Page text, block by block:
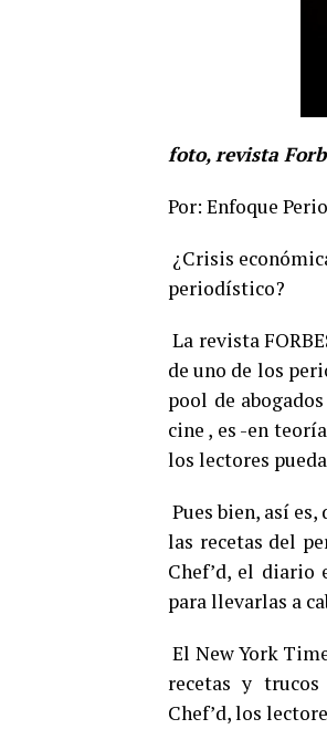
foto, revista
Por: Enfoque
¿Crisis
periodístico?
La revista
de uno de los
pool de
cine , es -en
los lectores
Pues bien, así
las recetas del
Chef’d, el diario
para llevarlas a
El New York
recetas y
Chef’d, los